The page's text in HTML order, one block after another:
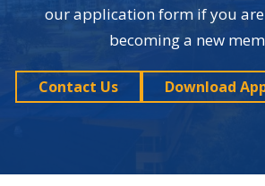
our application form if you
becoming a new
Contact Us Download